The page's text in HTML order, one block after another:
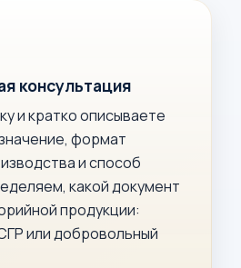
консультация
и кратко описываете
формат
и способ
какой документ
продукции:
или добровольный